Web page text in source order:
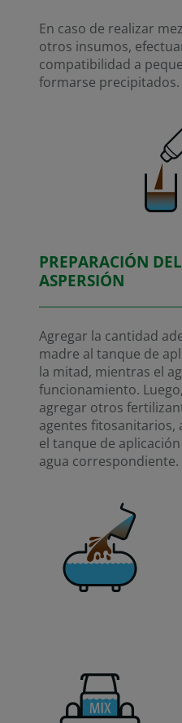
En caso de realizar
otros insumos,
compatibilidad a
formarse precipitados.
PREPARACIÓN
ASPERSIÓN
Agregar la cantidad
madre al tanque de
la mitad, mientras el
funcionamiento.
agregar otros
agentes fitosanitarios,
el tanque de
agua correspondiente.